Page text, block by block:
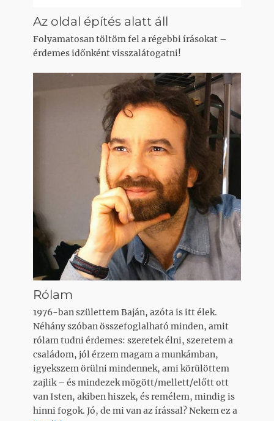
Az oldal építés alatt áll
Folyamatosan töltöm fel a régebbi írásokat –
érdemes időnként visszalátogatni!
Rólam
1976-ban születtem Baján, azóta is itt élek.
Néhány szóban összefoglalható minden, amit
rólam tudni érdemes: szeretek élni, szeretem a
családom, jól érzem magam a munkámban,
igyekszem örülni mindennek, ami körülöttem
zajlik – és mindezek mögött/mellett/előtt ott
van Isten, akiben hiszek, és remélem, mindig is
hinni fogok. Jó, de mi van az írással? Nekem ez a